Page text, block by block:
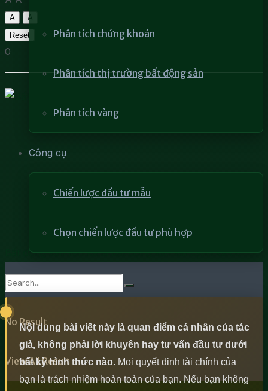
Phân tích chứng khoán
Phân tích thị trường bất động sản
Phân tích vàng
Công cụ
Chiến lược đầu tư mẫu
Chọn chiến lược đầu tư phù hợp
No Result
View All Result
A
A
Reset
0
Bất động sản liền kề là bất động sản sát cạnh và có
Nội dung bài viết này là quan điểm cá nhân của tác
giả, không phải lời khuyên hay tư vấn đầu tư dưới
bất kỳ hình thức nào. Mọi quyết định tài chính của
bạn là trách nhiệm hoàn toàn của bạn. Nếu bạn không